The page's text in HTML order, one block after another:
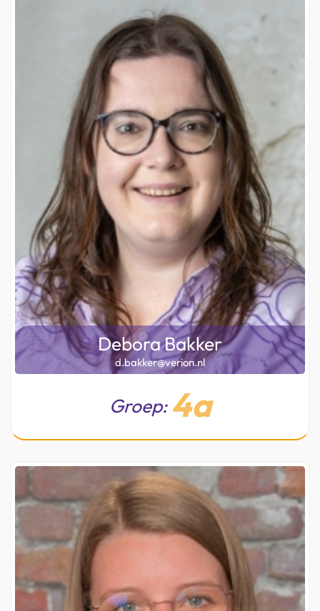
Debora Bakker
d.bakker@verion.nl
Groep: 4a